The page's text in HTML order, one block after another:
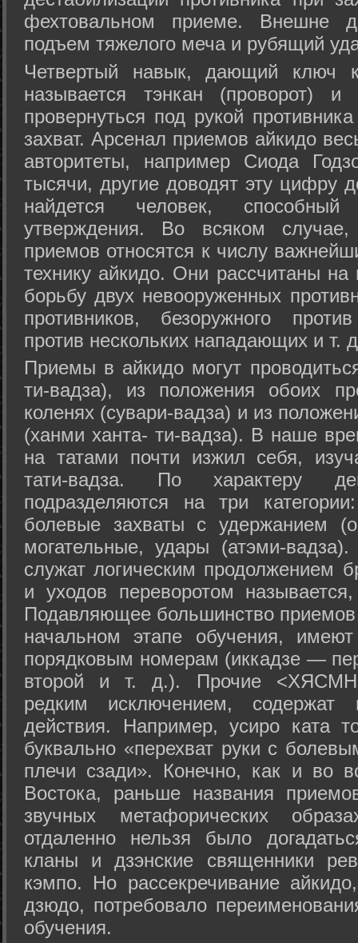
фехтовальном приеме. Внешне
подъем тяжелого меча и рубящий
Четвертый навык, дающий ключ
называется тэнкан (проворот)
провернуться под рукой
захват. Арсенал приемов айкидо
авторитеты, например Сиода
тысячи, другие доводят эту цифру
найдется человек,
утверждения. Во всяком
приемов относятся к числу
технику айкидо. Они рассчитаны
борьбу двух невооруженных
противников, безоружного
против нескольких нападающих и т.
Приемы в айкидо могут
ти-вадза), из положения обоих
коленях (сувари-вадза) и из
(ханми ханта- ти-вадза). В наше
на татами почти изжил себя,
тати-вадза. По характеру
подразделяются на три
болевые захваты с удержанием
могательные, удары (атэми-
служат логическим продолжением
и уходов переворотом
Подавляющее большинство
начальном этапе обучения,
порядковым номерам (иккадзе —
второй и т. д.). Прочие
редким исключением, содержат
действия. Например, усиро ката
буквально «перехват руки с
плечи сзади». Конечно, как и во
Востока, раньше названия
звучных метафорических
отдаленно нельзя было
кланы и дзэнские священники
кэмпо. Но рассекречивание
дзюдо, потребовало
обучения.